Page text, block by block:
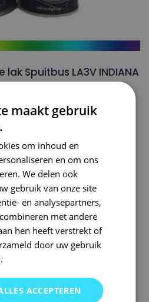
lak Spuitbus LA3V INDIANA
maakt gebruik
om inhoud en
en om ons
We delen ook
gebruik van onze site
en analysepartners,
met andere
hen heeft verstrekt of
door uw gebruik
ACCEPTEREN